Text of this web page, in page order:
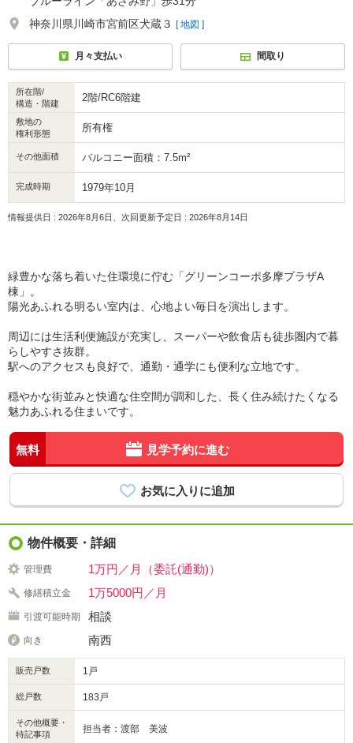
神奈川県川崎市宮前区犬蔵３ [ 地図 ]
月々支払い 間取り
所在階/
構造・階建
2階/RC6階建
敷地の
権利形態
所有権
その他面積 バルコニー面積：7.5m²
完成時期 1979年10月
情報提供日 : 2026年8月6日、次回更新予定日 : 2026年8月14日
緑豊かな落ち着いた住環境に佇む「グリーンコーポ多摩プラザA
棟」。
陽光あふれる明るい室内は、心地よい毎日を演出します。
周辺には生活利便施設が充実し、スーパーや飲食店も徒歩圏内で暮
らしやすさ抜群。
駅へのアクセスも良好で、通勤・通学にも便利な立地です。
穏やかな街並みと快適な住空間が調和した、長く住み続けたくなる
魅力あふれる住まいです。
無料 見学予約に進む
物件概要・詳細
管理費 1万円／月（委託(通勤)）
修繕積立金 1万5000円／月
引渡可能時期 相談
向き 南西
販売戸数 1戸
総戸数 183戸
その他概要・
特記事項
担当者：渡部 美波